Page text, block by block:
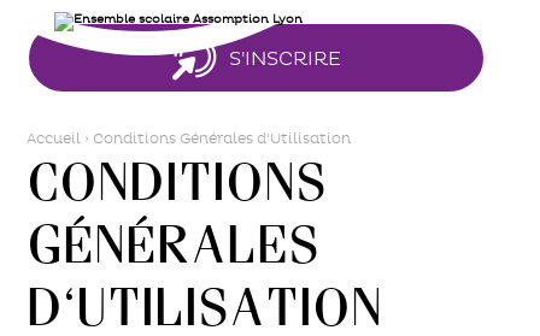
contenu.
personnels
S'INSCRIRE
Accueil › Conditions Générales d'Utilisation
Conditions
Générales
d'Utilisation